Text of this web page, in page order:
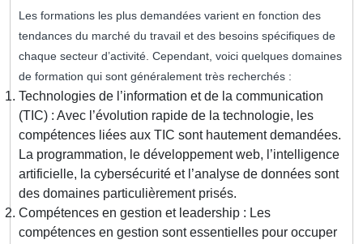
Les formations les plus demandées varient en fonction des
tendances du marché du travail et des besoins spécifiques de
chaque secteur d’activité. Cependant, voici quelques domaines
de formation qui sont généralement très recherchés :
Technologies de l’information et de la communication
(TIC) : Avec l’évolution rapide de la technologie, les
compétences liées aux TIC sont hautement demandées.
La programmation, le développement web, l’intelligence
artificielle, la cybersécurité et l’analyse de données sont
des domaines particulièrement prisés.
Compétences en gestion et leadership : Les
compétences en gestion sont essentielles pour occuper